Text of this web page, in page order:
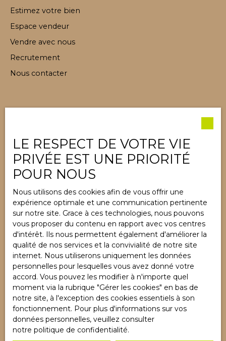
Estimez votre bien
Espace vendeur
Vendre avec nous
Recrutement
Nous contacter
Nos honoraires
Mentions légales
Politique de confidentialité
Plan du site
Gérer les cookies
Propulsé par
+33 3 89 89 20 76
7B, rue du Mal de Lattre de Tassigny
68730 Blotzheim
LE RESPECT DE VOTRE VIE
PRIVÉE EST UNE PRIORITÉ
POUR NOUS
Nous utilisons des cookies afin de vous offrir une
expérience optimale et une communication pertinente
sur notre site. Grace à ces technologies, nous pouvons
vous proposer du contenu en rapport avec vos centres
d'intérêt. Ils nous permettent également d'améliorer la
qualité de nos services et la convivialité de notre site
internet. Nous utiliserons uniquement les données
personnelles pour lesquelles vous avez donné votre
accord. Vous pouvez les modifier à n'importe quel
moment via la rubrique ″Gérer les cookies″ en bas de
notre site, à l'exception des cookies essentiels à son
fonctionnement. Pour plus d'informations sur vos
données personnelles, veuillez consulter
notre politique de confidentialité.